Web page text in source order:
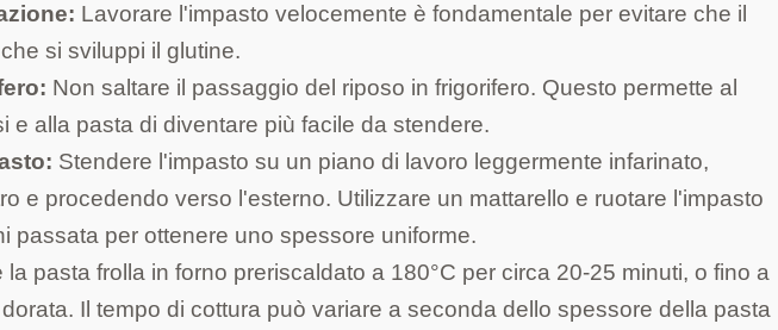
Lavorare l'impasto velocemente è fondamentale per evitare che il
si sviluppi il glutine.
Non saltare il passaggio del riposo in frigorifero. Questo permette al
e alla pasta di diventare più facile da stendere.
Stendere l'impasto su un piano di lavoro leggermente infarinato,
e procedendo verso l'esterno. Utilizzare un mattarello e ruotare l'impasto
passata per ottenere uno spessore uniforme.
la pasta frolla in forno preriscaldato a 180°C per circa 20-25 minuti, o fino a
Il tempo di cottura può variare a seconda dello spessore della pasta